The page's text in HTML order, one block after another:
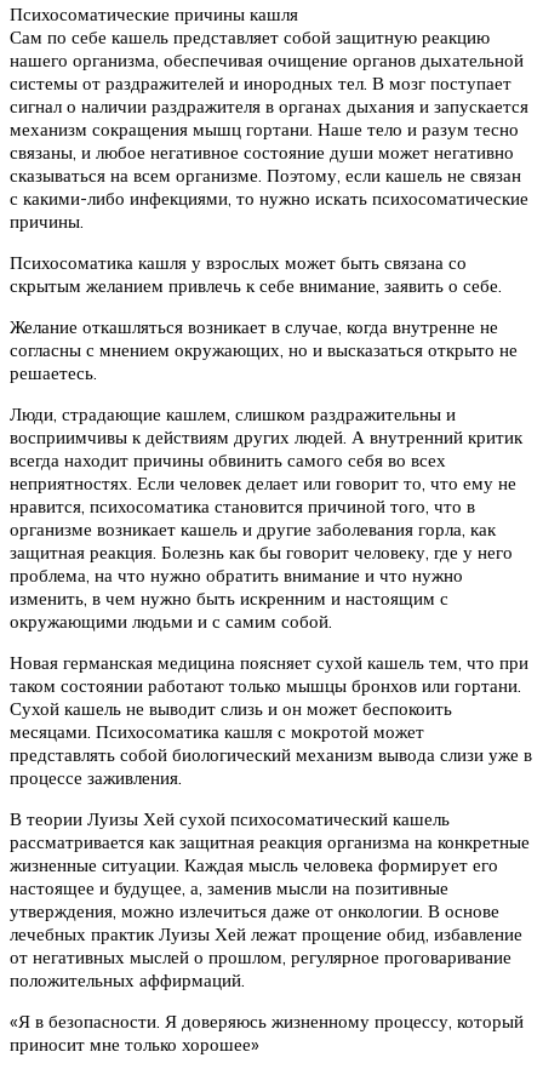
Психосоматические причины кашля
Сам по себе кашель представляет собой защитную реакцию
нашего организма, обеспечивая очищение органов дыхательной
системы от раздражителей и инородных тел. В мозг поступает
сигнал о наличии раздражителя в органах дыхания и запускается
механизм сокращения мышц гортани. Наше тело и разум тесно
связаны, и любое негативное состояние души может негативно
сказываться на всем организме. Поэтому, если кашель не связан
с какими-либо инфекциями, то нужно искать психосоматические
причины.
Психосоматика кашля у взрослых может быть связана со
скрытым желанием привлечь к себе внимание, заявить о себе.
Желание откашляться возникает в случае, когда внутренне не
согласны с мнением окружающих, но и высказаться открыто не
решаетесь.
Люди, страдающие кашлем, слишком раздражительны и
восприимчивы к действиям других людей. А внутренний критик
всегда находит причины обвинить самого себя во всех
неприятностях. Если человек делает или говорит то, что ему не
нравится, психосоматика становится причиной того, что в
организме возникает кашель и другие заболевания горла, как
защитная реакция. Болезнь как бы говорит человеку, где у него
проблема, на что нужно обратить внимание и что нужно
изменить, в чем нужно быть искренним и настоящим с
окружающими людьми и с самим собой.
Новая германская медицина поясняет сухой кашель тем, что при
таком состоянии работают только мышцы бронхов или гортани.
Сухой кашель не выводит слизь и он может беспокоить
месяцами. Психосоматика кашля с мокротой может
представлять собой биологический механизм вывода слизи уже в
процессе заживления.
В теории Луизы Хей сухой психосоматический кашель
рассматривается как защитная реакция организма на конкретные
жизненные ситуации. Каждая мысль человека формирует его
настоящее и будущее, а, заменив мысли на позитивные
утверждения, можно излечиться даже от онкологии. В основе
лечебных практик Луизы Хей лежат прощение обид, избавление
от негативных мыслей о прошлом, регулярное проговаривание
положительных аффирмаций.
«Я в безопасности. Я доверяюсь жизненному процессу, который
приносит мне только хорошее»